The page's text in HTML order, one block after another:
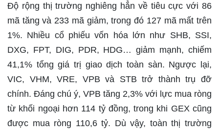
Độ rộng thị trường nghiêng hẳn về tiêu cực với 86
mã tăng và 233 mã giảm, trong đó 127 mã mất trên
1%. Nhiều cổ phiếu vốn hóa lớn như SHB, SSI,
DXG, FPT, DIG, PDR, HDG… giảm mạnh, chiếm
41,1% tổng giá trị giao dịch toàn sàn. Ngược lại,
VIC, VHM, VRE, VPB và STB trở thành trụ đỡ
chính. Đáng chú ý, VPB tăng 2,3% với lực mua ròng
từ khối ngoại hơn 114 tỷ đồng, trong khi GEX cũng
được mua ròng 110,6 tỷ. Dù vậy, toàn thị trường